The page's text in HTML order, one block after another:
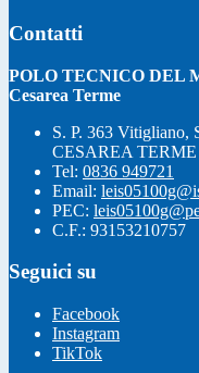
Contatti
POLO TECNICO DEL
Cesarea Terme
S. P. 363 Vitigliano,
CESAREA
Tel: 0836 949721
Email:
PEC:
C.F.: 93153210757
Seguici su
Facebook
Instagram
TikTok